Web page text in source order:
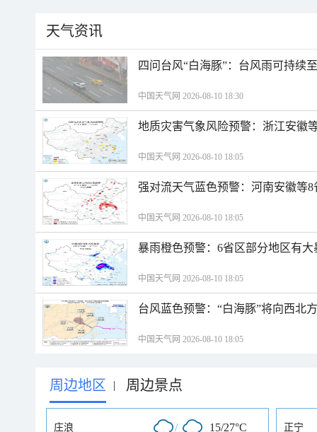
天气资讯
四问台风“白海豚”：台风雨可持续
中国天气网 2026-08-10 18:30
地质灾害气象风险预警：浙江安徽
中国天气网 2026-08-10 18:05
强对流天气蓝色预警：河南安徽等
中国天气网 2026-08-10 18:05
暴雨橙色预警：6省区部分地区有
中国天气网 2026-08-10 18:05
台风蓝色预警：“白海豚”将向西北
中国天气网 2026-08-10 18:05
周边地区 | 周边景点
庄浪 / 15/27°C 正宁